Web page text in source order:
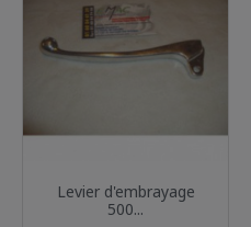
Levier d'embrayage
500...